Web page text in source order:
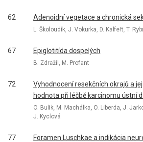
62 Adenoidní vegetace a chronická
L. Školoudík, J. Vokurka, D. Kalfeřt, T.
67 Epiglotitída dospelých
B. Zdražil, M. Profant
72
Vyhodnocení resekčních okrajů a
hodnota při léčbě karcinomu ústní
O. Bulik, M. Machálka, O. Liberda, J.
J. Kyclová
77
Foramen Luschkae a indikácia